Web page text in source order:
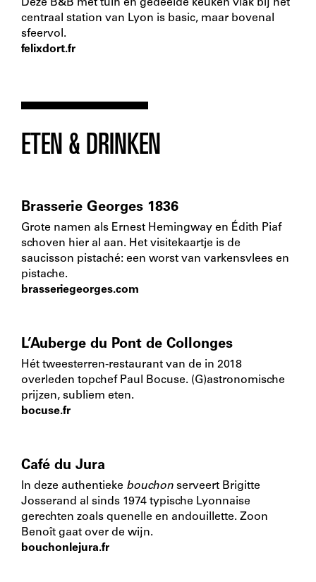
Deze B&B met tuin en gedeelde keuken vlak bij het
centraal station van Lyon is basic, maar bovenal
sfeervol.
felixdort.fr
ETEN & DRINKEN
Brasserie Georges 1836
Grote namen als Ernest Hemingway en Édith Piaf
schoven hier al aan. Het visitekaartje is de
saucisson pistaché: een worst van varkensvlees en
pistache.
brasseriegeorges.com
L’Auberge du Pont de Collonges
Hét tweesterren-restaurant van de in 2018
overleden topchef Paul Bocuse. (G)astronomische
prijzen, subliem eten.
bocuse.fr
Café du Jura
In deze authentieke bouchon serveert Brigitte
Josserand al sinds 1974 typische Lyonnaise
gerechten zoals quenelle en andouillette. Zoon
Benoît gaat over de wijn.
bouchonlejura.fr